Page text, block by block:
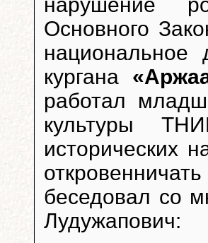
Основного
национальное
кургана
работал
культуры
исторических
беседовал со
Лудужапович: